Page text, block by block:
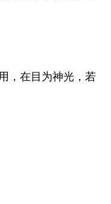
，在目为神光，若